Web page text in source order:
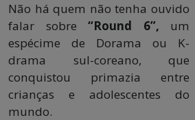
Não há quem não tenha ouvido
falar sobre “Round 6”, um
espécime de Dorama ou K-
drama sul-coreano, que
conquistou primazia entre
crianças e adolescentes do
mundo.